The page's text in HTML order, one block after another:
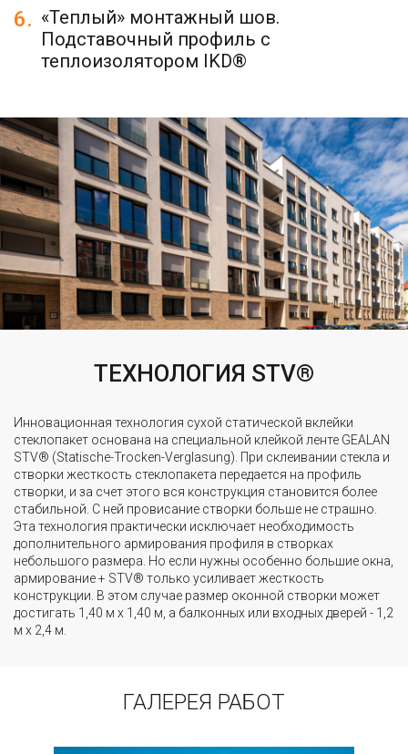
«Теплый» монтажный шов.
Подставочный профиль с
теплоизолятором IKD®
6.
ТЕХНОЛОГИЯ STV®
Инновационная технология сухой статической вклейки
стеклопакет основана на специальной клейкой ленте GEALAN
STV® (Statische-Trocken-Verglasung). При склеивании стекла и
створки жесткость стеклопакета передается на профиль
створки, и за счет этого вся конструкция становится более
стабильной. С ней провисание створки больше не страшно.
Эта технология практически исключает необходимость
дополнительного армирования профиля в створках
небольшого размера. Но если нужны особенно большие окна,
армирование + STV® только усиливает жесткость
конструкции. В этом случае размер оконной створки может
достигать 1,40 м х 1,40 м, а балконных или входных дверей - 1,2
м х 2,4 м.
ГАЛЕРЕЯ РАБОТ